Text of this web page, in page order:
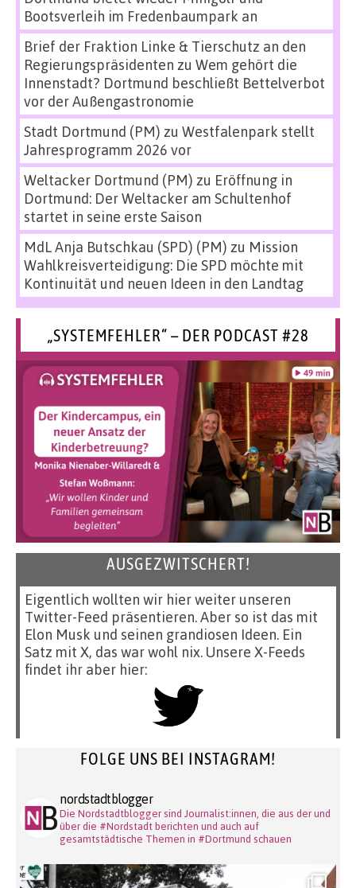
Bootsverleih im Fredenbaumpark an
Brief der Fraktion Linke & Tierschutz an den
Regierungspräsidenten zu Wem gehört die
Innenstadt? Dortmund beschließt Bettelverbot
vor der Außengastronomie
Stadt Dortmund (PM) zu Westfalenpark stellt
Jahresprogramm 2026 vor
Weltacker Dortmund (PM) zu Eröffnung in
Dortmund: Der Weltacker am Schultenhof
startet in seine erste Saison
MdL Anja Butschkau (SPD) (PM) zu Mission
Wahlkreisverteidigung: Die SPD möchte mit
Kontinuität und neuen Ideen in den Landtag
„SYSTEMFEHLER“ – DER PODCAST #28
AUSGEZWITSCHERT!
Eigentlich wollten wir hier weiter unseren
Twitter-Feed präsentieren. Aber so ist das mit
Elon Musk und seinen grandiosen Ideen. Ein
Satz mit X, das war wohl nix. Unsere X-Feeds
findet ihr aber hier:
FOLGE UNS BEI INSTAGRAM!
nordstadtblogger
Die Nordstadtblogger sind Journalist:innen, die aus der und
über die #Nordstadt berichten und auch auf
gesamtstädtische Themen in #Dortmund schauen